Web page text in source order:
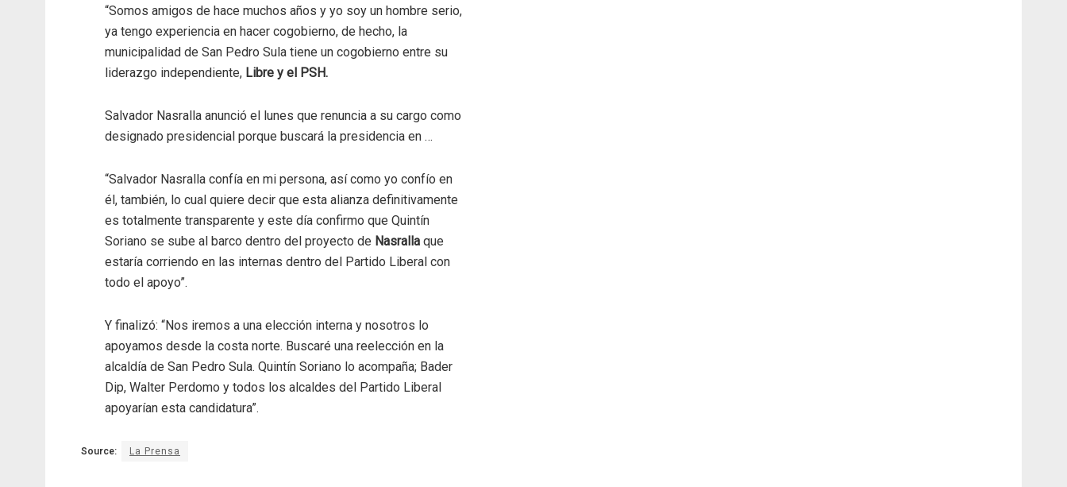
“Somos amigos de hace muchos años y yo soy un hombre serio,
ya tengo experiencia en hacer cogobierno, de hecho, la
municipalidad de San Pedro Sula tiene un cogobierno entre su
liderazgo independiente, Libre y el PSH.
Salvador Nasralla anunció el lunes que renuncia a su cargo como
designado presidencial porque buscará la presidencia en …
“Salvador Nasralla confía en mi persona, así como yo confío en
él, también, lo cual quiere decir que esta alianza definitivamente
es totalmente transparente y este día confirmo que Quintín
Soriano se sube al barco dentro del proyecto de Nasralla que
estaría corriendo en las internas dentro del Partido Liberal con
todo el apoyo”.
Y finalizó: “Nos iremos a una elección interna y nosotros lo
apoyamos desde la costa norte. Buscaré una reelección en la
alcaldía de San Pedro Sula. Quintín Soriano lo acompaña; Bader
Dip, Walter Perdomo y todos los alcaldes del Partido Liberal
apoyarían esta candidatura”.
Source: La Prensa